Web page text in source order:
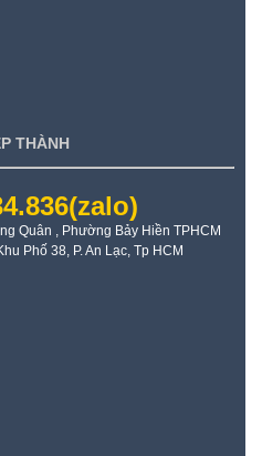
THÀNH
(zalo)
Quân , Phường Bảy Hiền TPHCM
Phố 38, P. An Lạc, Tp HCM